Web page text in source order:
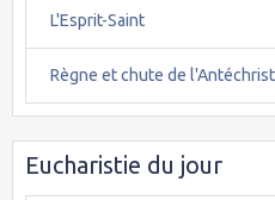
L'Esprit-Saint
Règne et chute de l'Antéchrist
Eucharistie du jour